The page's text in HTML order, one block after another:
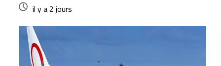
il y a 2 jours